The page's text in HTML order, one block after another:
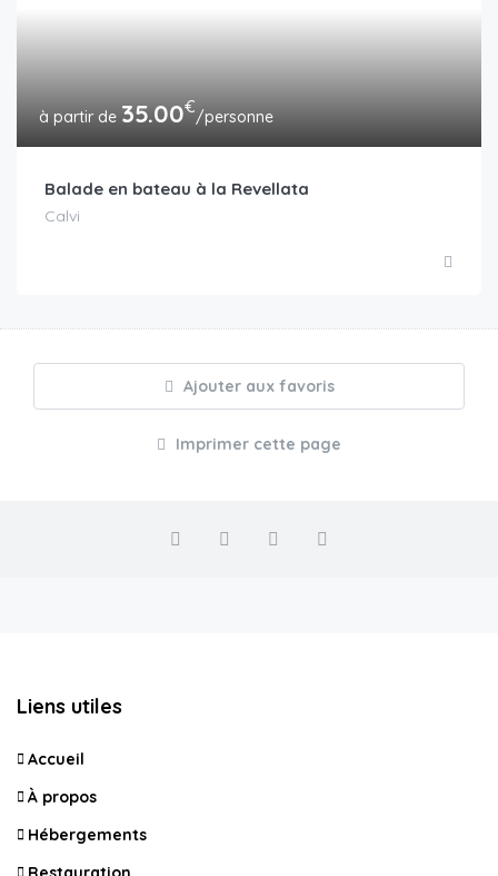
35.00€/personne
Balade en bateau à la Revellata
Calvi
Ajouter aux favoris
Imprimer cette page
Liens utiles
Accueil
À propos
Hébergements